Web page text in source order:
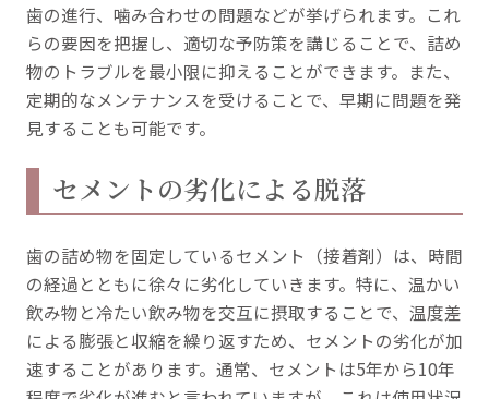
歯の進行、噛み合わせの問題などが挙げられます。これ
らの要因を把握し、適切な予防策を講じることで、詰め
物のトラブルを最小限に抑えることができます。また、
定期的なメンテナンスを受けることで、早期に問題を発
見することも可能です。
セメントの劣化による脱落
歯の詰め物を固定しているセメント（接着剤）は、時間
の経過とともに徐々に劣化していきます。特に、温かい
飲み物と冷たい飲み物を交互に摂取することで、温度差
による膨張と収縮を繰り返すため、セメントの劣化が加
速することがあります。通常、セメントは5年から10年